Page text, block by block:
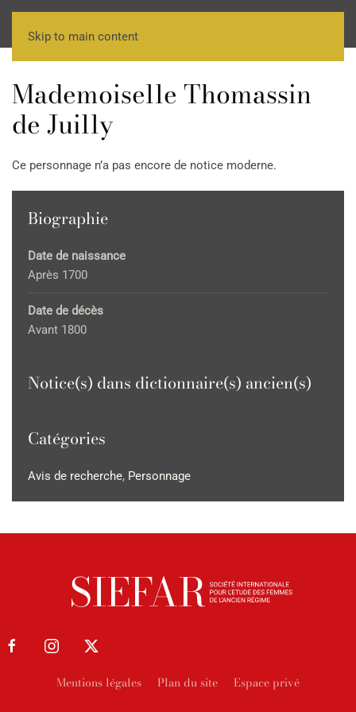
Skip to main content
Mademoiselle Thomassin
de Juilly
Ce personnage n’a pas encore de notice moderne.
Biographie
Date de naissance
Après 1700
Date de décès
Avant 1800
Notice(s) dans dictionnaire(s) ancien(s)
Catégories
Avis de recherche, Personnage
Mentions légales Plan du site Espace privé